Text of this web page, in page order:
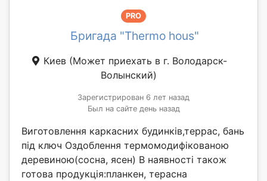
PRO
Бригада "Thermo hous"
Киев (Может приехать в г. Володарск-
Волынский)
Зарегистрирован 6 лет назад
Был на сайте день назад
Виготовлення каркасних будинків,террас, бань
під ключ Оздоблення термомодифікованою
деревиною(сосна, ясен) В наявності також
готова продукція:планкен, терасна